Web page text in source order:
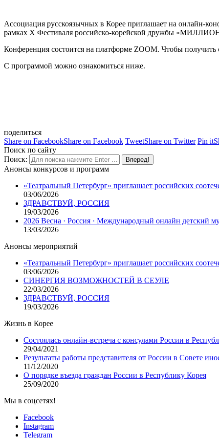
Ассоциация русскоязычных в Корее приглашает на онлайн-
рамках Х Фестиваля российско-корейской дружбы
Конференция состоится на платформе ZOOM. Чтобы
С программой можно ознакомиться ниже.
поделиться
Share on FacebookShare on Facebook TweetShare on Twitter Pin it
Поиск по сайту
Поиск:
Анонсы конкурсов и программ
«Театральный Петербург» приглашает российских
03/06/2026
ЗДРАВСТВУЙ, РОССИЯ
19/03/2026
2026 Весна · Россия · Международный онлайн детский
13/03/2026
Анонсы мероприятий
«Театральный Петербург» приглашает российских
03/06/2026
СИНЕРГИЯ ВОЗМОЖНОСТЕЙ В СЕУЛЕ
22/03/2026
ЗДРАВСТВУЙ, РОССИЯ
19/03/2026
Жизнь в Корее
Состоялась онлайн-встреча с консулами России в
29/04/2021
Результаты работы представителя от России в Совете
11/12/2020
О порядке въезда граждан России в Республику Корея
25/09/2020
Мы в соцсетях!
Facebook
Instagram
Telegram